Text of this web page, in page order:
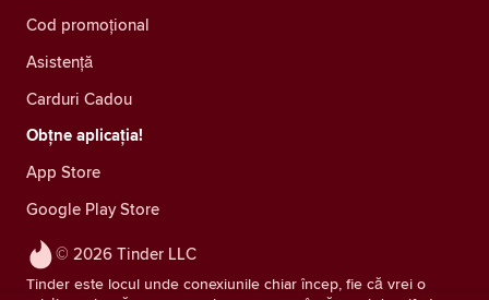
© 2026 Tinder LLC
Tinder este locul unde conexiunile chiar încep, fie că vrei o
Cod promoțional
Asistență
Carduri Cadou
Obțne aplicația!
App Store
Google Play Store